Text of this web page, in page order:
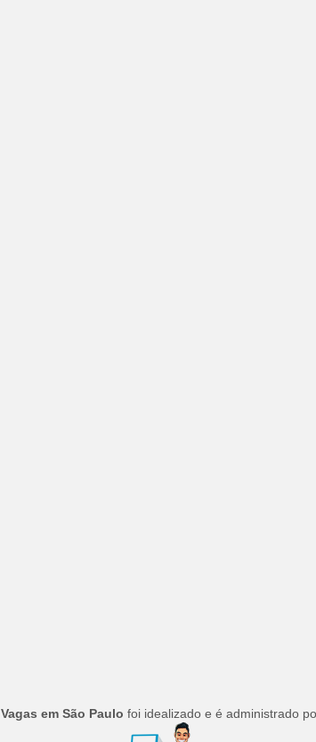
Vagas em São Paulo foi idealizado e é administrado